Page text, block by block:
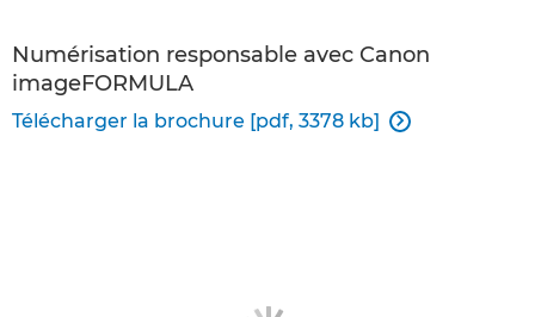
Numérisation responsable avec Canon
imageFORMULA
Télécharger la brochure [pdf, 3378 kb] 